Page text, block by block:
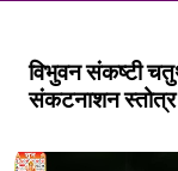
विभुवन संकष्टी
संकटनाशन स्तोत्र